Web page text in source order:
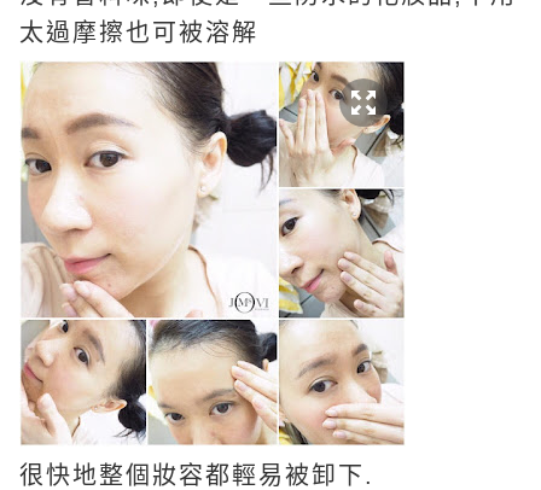
太過摩擦也可被溶解
很快地整個妝容都輕易被卸下.